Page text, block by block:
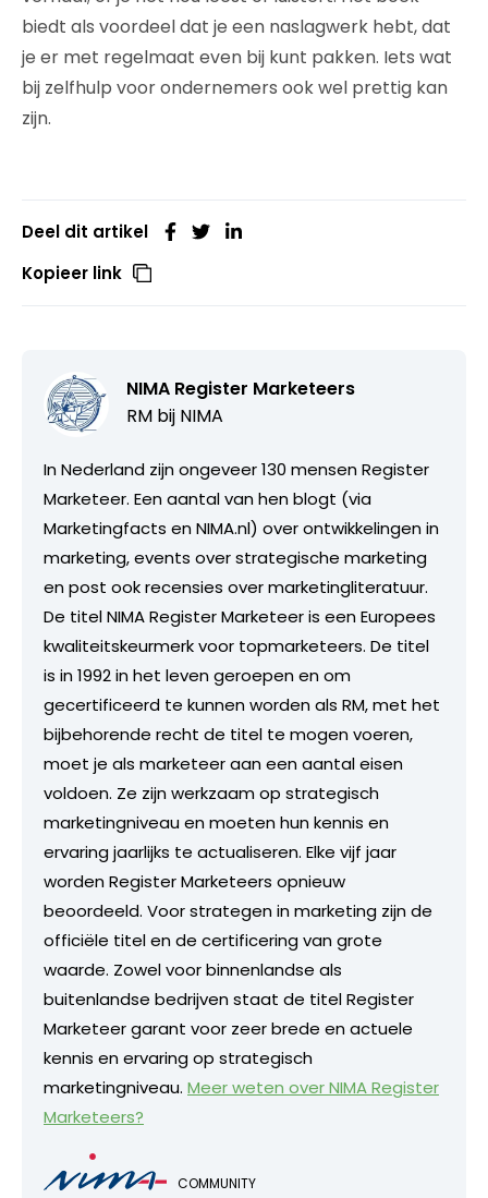
biedt als voordeel dat je een naslagwerk hebt, dat
je er met regelmaat even bij kunt pakken. Iets wat
bij zelfhulp voor ondernemers ook wel prettig kan
zijn.
Deel dit artikel
Kopieer link
NIMA Register Marketeers
RM bij NIMA
In Nederland zijn ongeveer 130 mensen Register
Marketeer. Een aantal van hen blogt (via
Marketingfacts en NIMA.nl) over ontwikkelingen in
marketing, events over strategische marketing
en post ook recensies over marketingliteratuur.
De titel NIMA Register Marketeer is een Europees
kwaliteitskeurmerk voor topmarketeers. De titel
is in 1992 in het leven geroepen en om
gecertificeerd te kunnen worden als RM, met het
bijbehorende recht de titel te mogen voeren,
moet je als marketeer aan een aantal eisen
voldoen. Ze zijn werkzaam op strategisch
marketingniveau en moeten hun kennis en
ervaring jaarlijks te actualiseren. Elke vijf jaar
worden Register Marketeers opnieuw
beoordeeld. Voor strategen in marketing zijn de
officiële titel en de certificering van grote
waarde. Zowel voor binnenlandse als
buitenlandse bedrijven staat de titel Register
Marketeer garant voor zeer brede en actuele
kennis en ervaring op strategisch
marketingniveau. Meer weten over NIMA Register
Marketeers?
COMMUNITY